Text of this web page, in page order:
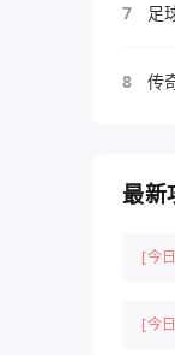
7 足
8 传
最新
[今
[今